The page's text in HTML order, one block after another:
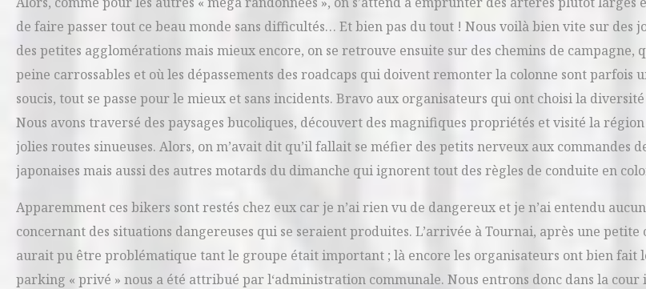
de faire passer tout ce beau monde sans difficultés… Et bien pas du tout ! Nous voilà bien vite sur des
des petites agglomérations mais mieux encore, on se retrouve ensuite sur des chemins de campagne,
peine carrossables et où les dépassements des roadcaps qui doivent remonter la colonne sont parfois
soucis, tout se passe pour le mieux et sans incidents. Bravo aux organisateurs qui ont choisi la
Nous avons traversé des paysages bucoliques, découvert des magnifiques propriétés et visité la
jolies routes sinueuses. Alors, on m’avait dit qu’il fallait se méfier des petits nerveux aux commandes
japonaises mais aussi des autres motards du dimanche qui ignorent tout des règles de conduite en
Apparemment ces bikers sont restés chez eux car je n’ai rien vu de dangereux et je n’ai entendu
concernant des situations dangereuses qui se seraient produites. L’arrivée à Tournai, après une
aurait pu être problématique tant le groupe était important ; là encore les organisateurs ont bien fait
parking « privé » nous a été attribué par l‘administration communale. Nous entrons donc dans la cour